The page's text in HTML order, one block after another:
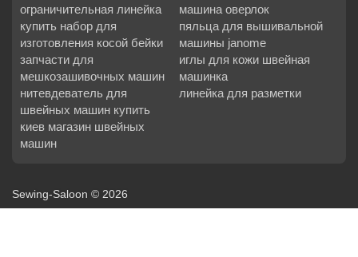
ограничительная линейка
машина оверлок
купить набор для
изготовления косой бейки
пяльца для вышивальной
машины janome
запчасти для
мешкозашивочных машин
иглы для кожи швейная
машинка
нитевдеватель для
швейных машин купить
линейка для разметки
киев магазин швейных
машин
Sewing-Saloon © 2026